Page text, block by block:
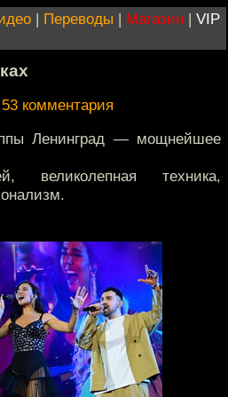
| Переводы | Магазин | VIP
53 комментария
Ленинград — мощнейшее
великолепная техника,